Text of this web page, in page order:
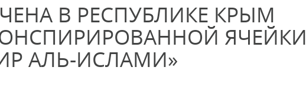
В РЕСПУБЛИКЕ КРЫМ
ЯЧЕЙКИ
АЛЬ-ИСЛАМИ»